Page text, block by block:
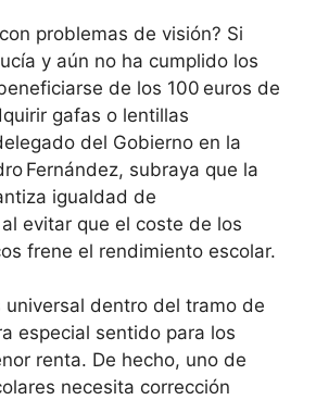
problemas de visión? Si
y aún no ha cumplido los
de los 100 euros de
gafas o lentillas
del Gobierno en la
Fernández, subraya que la
igualdad de
evitar que el coste de los
frene el rendimiento escolar.
dentro del tramo de
especial sentido para los
renta. De hecho, uno de
necesita corrección